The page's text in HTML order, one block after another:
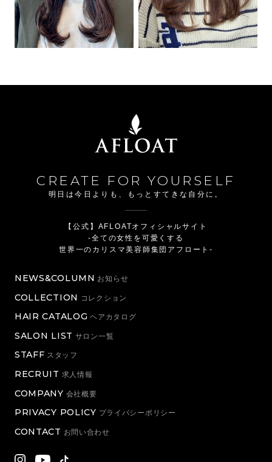
CREATE FOR YOURSELF
明日は今日よりも、もっとすてきな自分に。
【公式】AFLOATオフィシャルサイト
-全ての女性を可愛くする
世界一のカリスマ美容師集団アフロート-
NEWS&COLUMN お知らせ
COLLECTION コレクション
HAIR CATALOG ヘアカタログ
SALON LIST サロン一覧
STAFF スタッフ
RECRUIT 求人情報
COMPANY 会社概要
PRIVACY POLICY プライバシーポリシー
CONTACT お問い合わせ